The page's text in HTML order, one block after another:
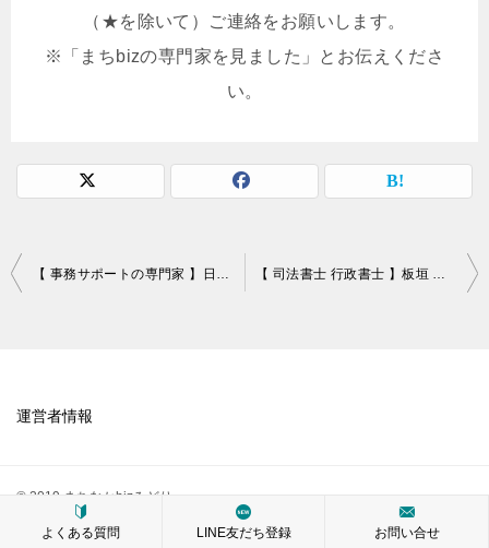
（★を除いて）ご連絡をお願いします。
※「まちbizの専門家を見ました」とお伝えくださ
い。
投
ゲ
【 事務サポートの専門家 】日下 牧子 【 司法書士 行政書士 】板垣 徹宏
運営者情報
© 2019 まちなかbizみどり
よくある質問 LINE友だち登録 お問い合せ